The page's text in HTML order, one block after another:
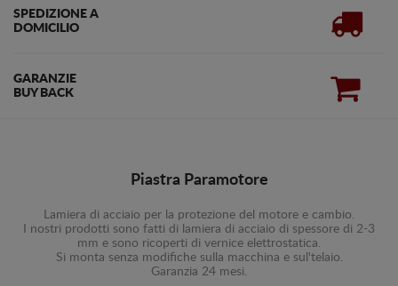
SPEDIZIONE A
DOMICILIO
GARANZIE
BUY BACK
Piastra Paramotore
Lamiera di acciaio per la protezione del motore e cambio.
I nostri prodotti sono fatti di lamiera di acciaio di spessore di 2-3
mm e sono ricoperti di vernice elettrostatica.
Si monta senza modifiche sulla macchina e sul'telaio.
Garanzia 24 mesi.